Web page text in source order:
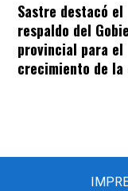
Sastre destacó el
respaldo del
provincial para el
crecimiento de la